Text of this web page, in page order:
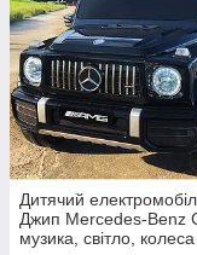
Дитячий
Джип Mercedes-Benz
музика, світло, колеса